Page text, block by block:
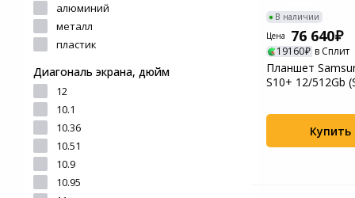
алюминий
металл
пластик
Диагональ экрана, дюйм
12
10.1
10.36
10.51
10.9
10.95
В наличии
Цена
76 640
19160 в Сплит
Планшет
S10+ 12/512Gb
Купить
Канцтовары
Системы безопасности
Торговое оборудование
Умный дом